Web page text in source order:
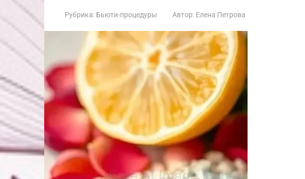
Рубрика: Бьюти-процедуры Автор: Елена Петрова